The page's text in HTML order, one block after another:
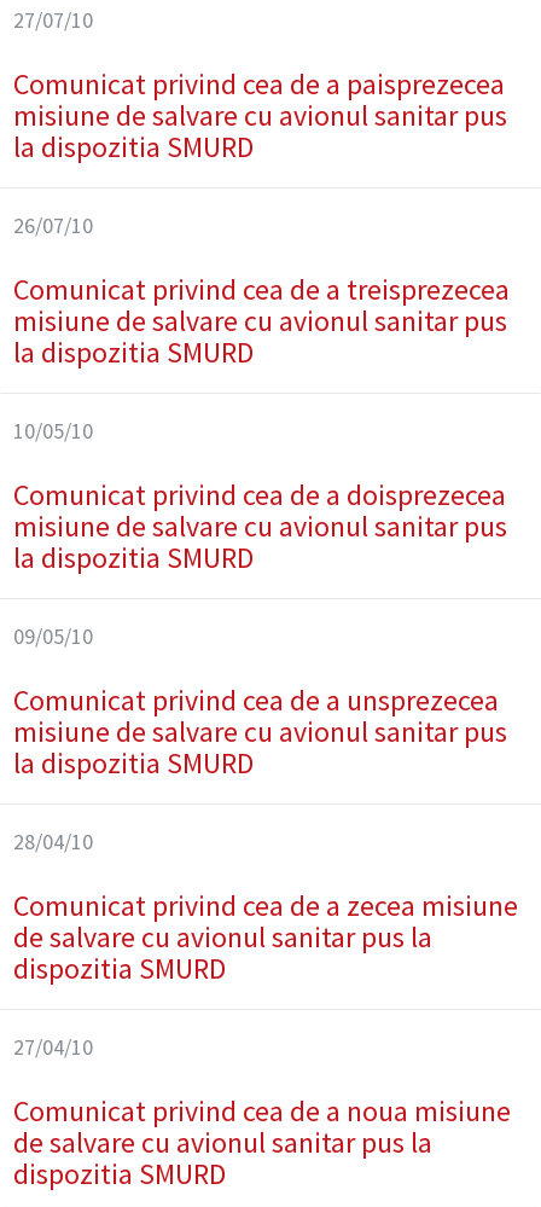
27/07/10
Comunicat privind cea de a paisprezecea
misiune de salvare cu avionul sanitar pus
la dispozitia SMURD
26/07/10
Comunicat privind cea de a treisprezecea
misiune de salvare cu avionul sanitar pus
la dispozitia SMURD
10/05/10
Comunicat privind cea de a doisprezecea
misiune de salvare cu avionul sanitar pus
la dispozitia SMURD
09/05/10
Comunicat privind cea de a unsprezecea
misiune de salvare cu avionul sanitar pus
la dispozitia SMURD
28/04/10
Comunicat privind cea de a zecea misiune
de salvare cu avionul sanitar pus la
dispozitia SMURD
27/04/10
Comunicat privind cea de a noua misiune
de salvare cu avionul sanitar pus la
dispozitia SMURD